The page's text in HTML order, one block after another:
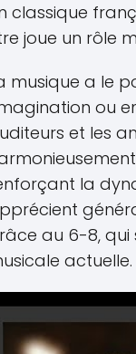
classique
joue un rôle
musique a le
ou
et les
la
au 6-8, qui
actuelle.